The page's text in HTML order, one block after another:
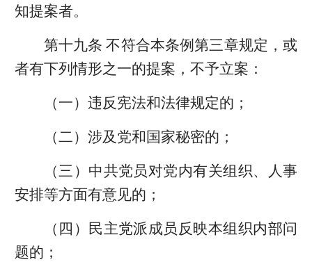
知提案者。
第十九条 不符合本条例第三章规定，或
者有下列情形之一的提案，不予立案：
（一）违反宪法和法律规定的；
（二）涉及党和国家秘密的；
（三）中共党员对党内有关组织、人事
安排等方面有意见的；
（四）民主党派成员反映本组织内部问
题的；